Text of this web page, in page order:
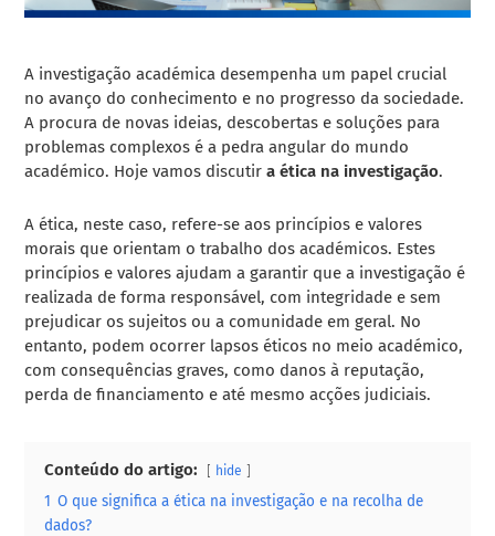
A investigação académica desempenha um papel crucial
no avanço do conhecimento e no progresso da sociedade.
A procura de novas ideias, descobertas e soluções para
problemas complexos é a pedra angular do mundo
académico. Hoje vamos discutira ética na investigação.
A ética, neste caso, refere-se aos princípios e valores
morais que orientam o trabalho dos académicos. Estes
princípios e valores ajudam a garantir que a investigação é
realizada de forma responsável, com integridade e sem
prejudicar os sujeitos ou a comunidade em geral. No
entanto, podem ocorrer lapsos éticos no meio académico,
com consequências graves, como danos à reputação,
perda de financiamento e até mesmo acções judiciais.
Conteúdo do artigo: hide
1 O que significa a ética na investigação e na recolha de
dados?